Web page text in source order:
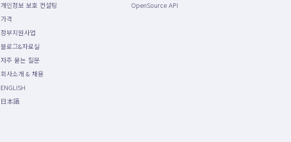
개인정보 보호 컨설팅
가격
정부지원사업
블로그&자료실
자주 묻는 질문
회사소개 & 채용
ENGLISH
日本語
OpenSource API